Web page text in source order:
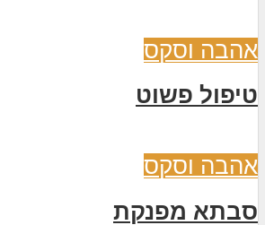
אהבה וסקס
טיפול פשוט
אהבה וסקס
סבתא מפנקת